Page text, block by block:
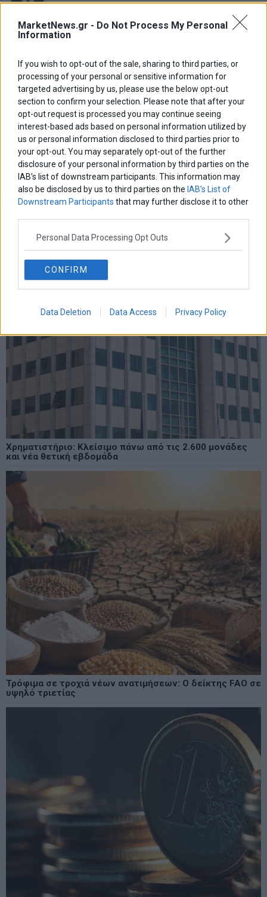
MarketNews.gr - Do Not Process My Personal
Information
If you wish to opt-out of the sale, sharing to third parties, or
processing of your personal or sensitive information for
targeted advertising by us, please use the below opt-out
section to confirm your selection. Please note that after your
opt-out request is processed you may continue seeing
interest-based ads based on personal information utilized by
us or personal information disclosed to third parties prior to
your opt-out. You may separately opt-out of the further
disclosure of your personal information by third parties on the
IAB’s list of downstream participants. This information may
also be disclosed by us to third parties on the IAB’s List of
Downstream Participants that may further disclose it to other
Personal Data Processing Opt Outs
CONFIRM
Data Deletion Data Access Privacy Policy
ΕΤΙΚΕΤΕΣ
eurobank marketnewsnikkeiwall Αγορες ΗΠΑ Ιταλια
Χρηματιστηριο Αθηνων αεπ αθλητικα αναπτυξη βουλη γερμανια
διαπραγματευση δντεκλογες ελλαδα εμπορευματα
επικαιροτητα επιχειρησεις ευρω ευρωζωνη ευρωπαικα
χρηματιστηρια ευρωπη ηπακορωνοιοςκοσμος κρουσματα
κυριακος μητσοτακης
μεταρρυθμισεις μητσοτακης νδ
οικονομια ομολογα πετρελαιο πληθωρισμος ρωσια
συριζα τουρκια τραπεζες τσιπρας χρεος χρηματιστηριο
Χρηματιστήριο: Κλείσιμο πάνω από τις 2.600 μονάδες
και νέα θετική εβδομάδα
Τρόφιμα σε τροχιά νέων ανατιμήσεων: Ο δείκτης FAO σε
υψηλό τριετίας